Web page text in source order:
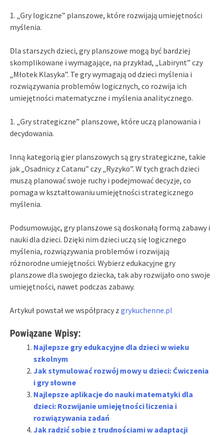
1. „Gry logiczne” planszowe, które rozwijają umiejętności
myślenia.
Dla starszych dzieci, gry planszowe mogą być bardziej
skomplikowane i wymagające, na przykład, „Labirynt” czy
„Młotek Klasyka”. Te gry wymagają od dzieci myślenia i
rozwiązywania problemów logicznych, co rozwija ich
umiejętności matematyczne i myślenia analitycznego.
1. „Gry strategiczne” planszowe, które uczą planowania i
decydowania.
Inną kategorią gier planszowych są gry strategiczne, takie
jak „Osadnicy z Catanu” czy „Ryzyko”. W tych grach dzieci
muszą planować swoje ruchy i podejmować decyzje, co
pomaga w kształtowaniu umiejętności strategicznego
myślenia.
Podsumowując, gry planszowe są doskonałą formą zabawy i
nauki dla dzieci. Dzięki nim dzieci uczą się logicznego
myślenia, rozwiązywania problemów i rozwijają
różnorodne umiejętności. Wybierz edukacyjne gry
planszowe dla swojego dziecka, tak aby rozwijało ono swoje
umiejętności, nawet podczas zabawy.
Artykuł powstał we współpracy z grykuchenne.pl
Powiązane Wpisy:
Najlepsze gry edukacyjne dla dzieci w wieku
szkolnym
Jak stymulować rozwój mowy u dzieci: Ćwiczenia
i gry słowne
Najlepsze aplikacje do nauki matematyki dla
dzieci: Rozwijanie umiejętności liczenia i
rozwiązywania zadań
Jak radzić sobie z trudnościami w adaptacji